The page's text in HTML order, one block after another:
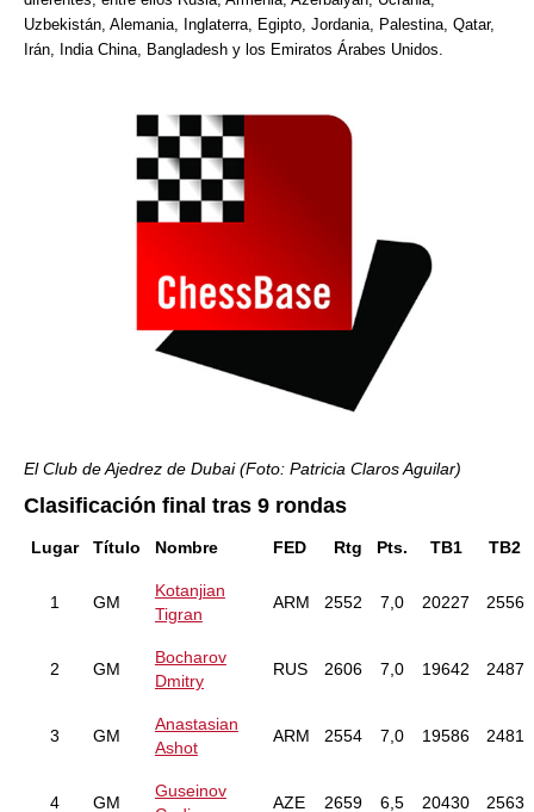
Uzbekistán, Alemania, Inglaterra, Egipto, Jordania, Palestina, Qatar,
Irán, India China, Bangladesh y los Emiratos Árabes Unidos.
El Club de Ajedrez de Dubai (Foto: Patricia Claros Aguilar)
Clasificación final tras 9 rondas
Lugar Título Nombre FED Rtg Pts. TB1 TB2
1 GM
Kotanjian
Tigran
ARM 2552 7,0 20227 2556
2 GM
Bocharov
Dmitry
RUS 2606 7,0 19642 2487
3 GM
Anastasian
Ashot
ARM 2554 7,0 19586 2481
4 GM
Guseinov
AZE 2659 6,5 20430 2563